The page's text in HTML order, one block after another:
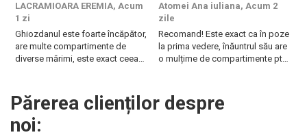
LACRAMIOARA EREMIA, Acum
1 zi
Ghiozdanul este foarte încăpător,
are multe compartimente de
diverse mărimi, este exact ceea
Atomei Ana iuliana, Acum 2
zile
Recomand! Este exact ca în poze
la prima vedere, înăuntrul său are
o mulțime de compartimente pt
și pare foarte rezistent!
Fermoarele sunt de asemenea de
Părerea clienților despre
noi: